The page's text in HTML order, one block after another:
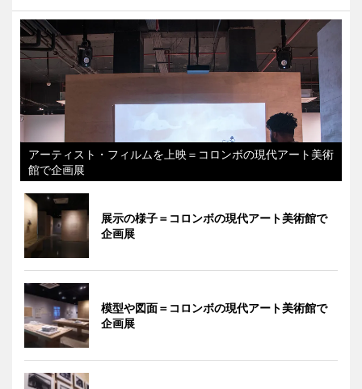
アーティスト・フィルムを上映＝コロンボの現代アート美術
館で企画展
展示の様子＝コロンボの現代アート美術館で
企画展
模型や図面＝コロンボの現代アート美術館で
企画展